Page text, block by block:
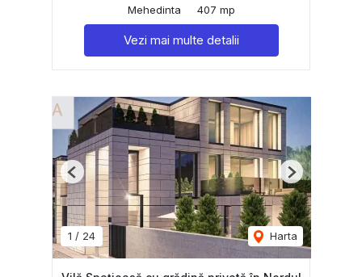
Mehedinta
407 mp
Vezi mai multe detalii
1 / 24 Harta
Previous Next